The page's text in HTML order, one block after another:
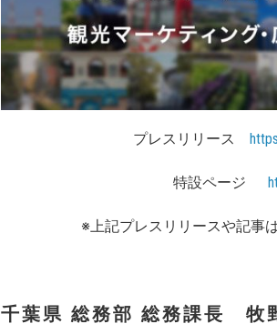
プレスリリース
特設ページ
※上記プレスリリースや記事
千葉県 総務部 総務課長 牧